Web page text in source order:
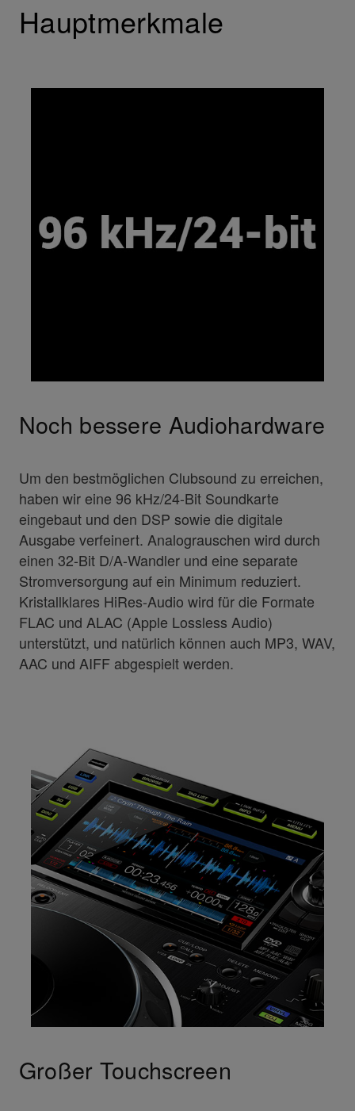
Hauptmerkmale
Noch bessere Audiohardware
Um den bestmöglichen Clubsound zu erreichen,
haben wir eine 96 kHz/24-Bit Soundkarte
eingebaut und den DSP sowie die digitale
Ausgabe verfeinert. Analograuschen wird durch
einen 32-Bit D/A-Wandler und eine separate
Stromversorgung auf ein Minimum reduziert.
Kristallklares HiRes-Audio wird für die Formate
FLAC und ALAC (Apple Lossless Audio)
unterstützt, und natürlich können auch MP3, WAV,
AAC und AIFF abgespielt werden.
Großer Touchscreen